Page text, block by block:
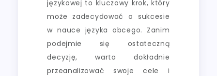
językowej to kluczowy krok, który
może zadecydować o sukcesie
w nauce języka obcego. Zanim
podejmie się ostateczną
decyzję, warto dokładnie
przeanalizować swoje cele i